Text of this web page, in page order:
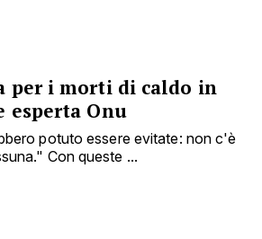
per i morti di caldo in
esperta Onu
potuto essere evitate: non c'è
Con queste ...